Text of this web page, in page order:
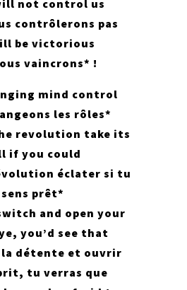
not control us
contrôlerons pas
be victorious
vaincrons* !
mind control
les rôles*
revolution take its
if you could
éclater si tu
sens prêt*
and open your
you’d see that
la détente et ouvrir
tu verras que